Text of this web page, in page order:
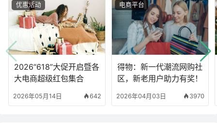
2026“618”大促开启暨各
大电商超级红包集合
2026年05月14日 642
优惠活动
得物：新一代潮流网购社
区，新老用户助力有奖！
2026年04月03日 3970
电商平台